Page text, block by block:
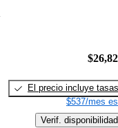
El precio incluye tasas
$537/mes
Verif. disponibilidad